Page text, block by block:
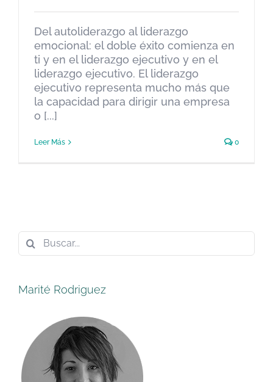
7 FACTORES QUE
MANTENDRÁN AL LÍDER EN TU
VIDA CON DOBLE ÉXITO
Doble Éxito Neuroliderazgo
Programación
Neurolingüística Científica
Del autoliderazgo al liderazgo
emocional: el doble éxito comienza en
ti y en el liderazgo ejecutivo y en el
liderazgo ejecutivo. El liderazgo
ejecutivo representa mucho más que
la capacidad para dirigir una empresa
o [...]
Leer Más 0
Buscar:
Marité Rodriguez